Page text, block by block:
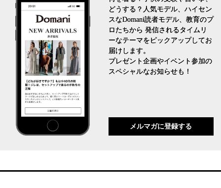
どうする？人気モデル、ハイセン
スなDomani読者モデル、教育のプ
ロたちから 発信されるタイムリ
ーなテーマをピックアップしてお
届けします。
プレゼント企画やイベント参加の
スペシャルなお知らせも！
メルマガに登録する